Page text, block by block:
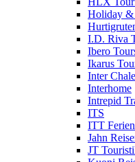
Holiday &
I.D. Riva
Ibero
Ikarus
Inter
Interhome
Intrepid
ITS
ITT
Jahn
JT